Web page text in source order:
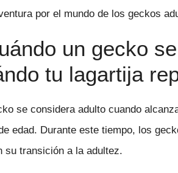
por el mundo de los geckos
un gecko
tu lagartija
se considera adulto cuando
edad. Durante este tiempo, los
su transición a la adultez.